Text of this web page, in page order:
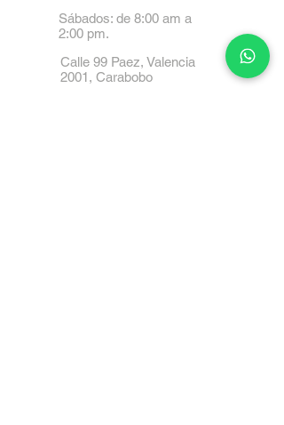
Sábados: de 8:00 am a
2:00 pm.
Calle 99 Paez, Valencia
2001, Carabobo